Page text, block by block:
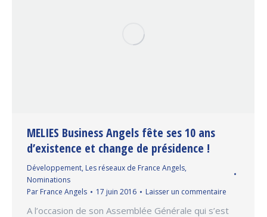
MELIES Business Angels fête ses 10 ans
d’existence et change de présidence !
Développement, Les réseaux de France Angels,
Nominations
Par France Angels 17 juin 2016 Laisser un commentaire
A l’occasion de son Assemblée Générale qui s’est